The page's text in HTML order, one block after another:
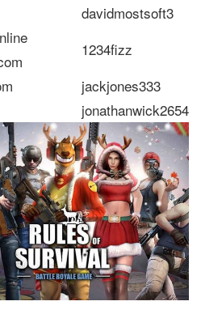
davidmostsoft3
1234fizz
jackjones333
jonathanwick2654